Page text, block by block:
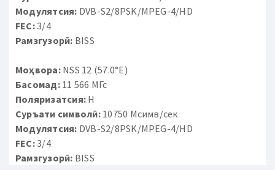
Модулятсия: DVB-S2/8PSK/MPEG-4/HD
FEC:3/4
Рамзгузорӣ: BISS
Моҳвора:NSS 12 (57.0°E)
Басомад:11 566 МГс
Поляризатсия: H
Суръати символӣ:10750 Мсимв/сек
Модулятсия: DVB-S2/8PSK/MPEG-4/HD
FEC:3/4
Рамзгузорӣ: BISS